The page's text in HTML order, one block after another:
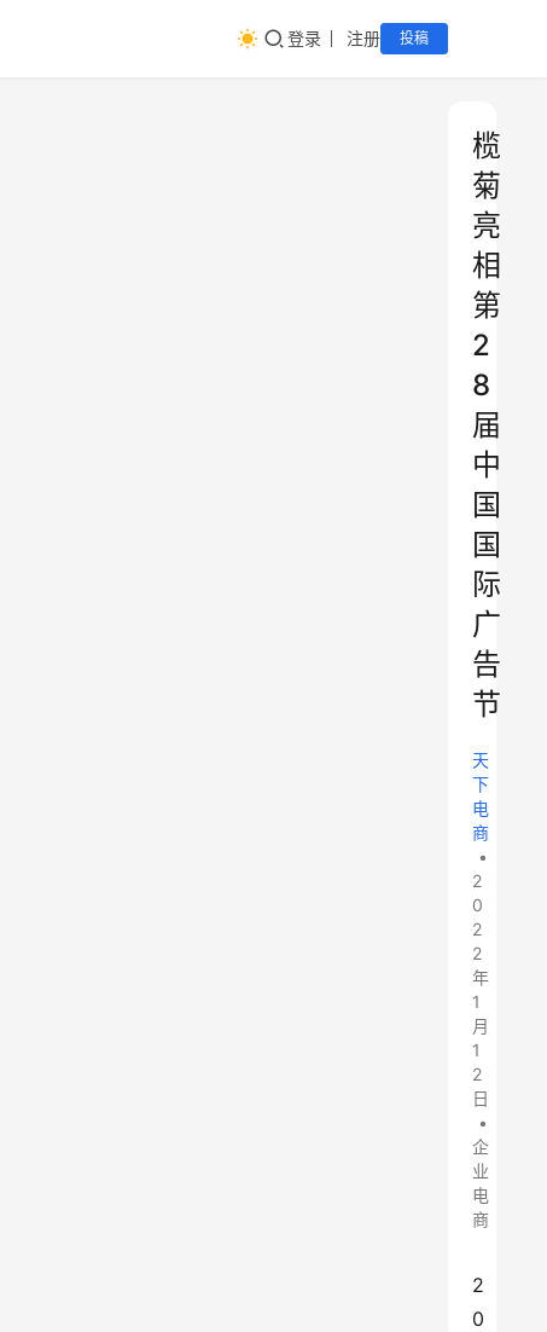
登录 注册 投稿
榄
菊
亮
相
第
2
8
届
中
国
国
际
广
告
节
天
下
电
商
•
2
0
2
2
年
1
月
1
2
日
•
企
业
电
商
2
0